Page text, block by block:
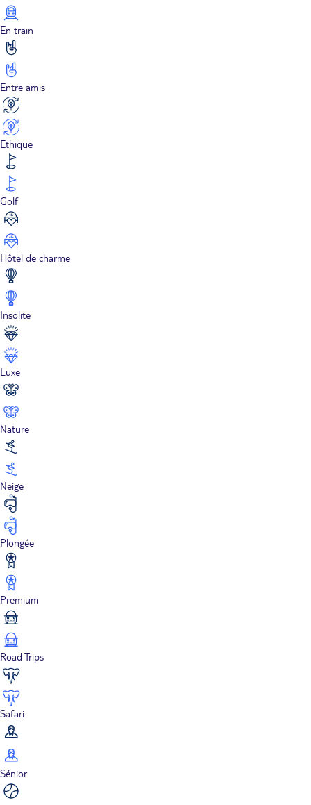
En train
Entre amis
Ethique
Golf
Hôtel de charme
Insolite
Luxe
Nature
Neige
Plongée
Premium
Road Trips
Safari
Sénior